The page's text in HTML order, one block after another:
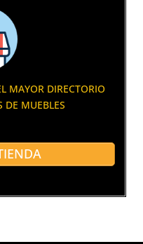
MAYOR DIRECTORIO
DE MUEBLES